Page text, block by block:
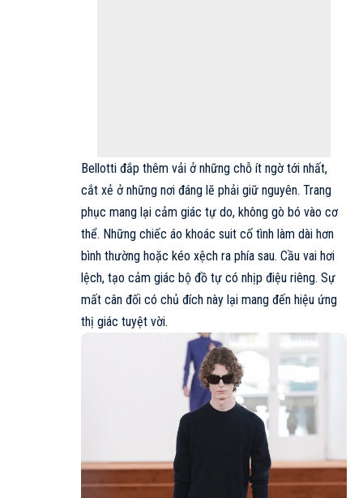
Bellotti đắp thêm vải ở những chỗ ít ngờ tới nhất,
cắt xẻ ở những nơi đáng lẽ phải giữ nguyên. Trang
phục mang lại cảm giác tự do, không gò bó vào cơ
thể. Những chiếc áo khoác suit cố tình làm dài hơn
bình thường hoặc kéo xệch ra phía sau. Cầu vai hơi
lệch, tạo cảm giác bộ đồ tự có nhịp điệu riêng. Sự
mất cân đối có chủ đích này lại mang đến hiệu ứng
thị giác tuyệt vời.